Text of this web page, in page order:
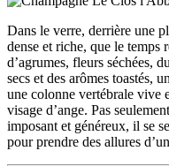
Dans le verre, derrière une
dense et riche, que le temps
d’agrumes, fleurs séchées,
secs et des arômes toastés,
une colonne vertébrale vive
visage d’ange. Pas
imposant et généreux, il se
pour prendre des allures